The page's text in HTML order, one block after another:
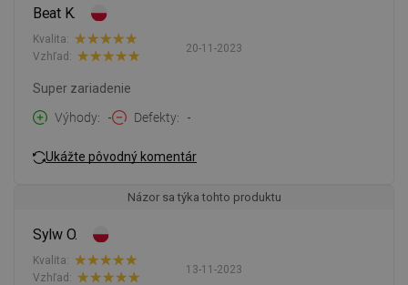
Beat K.
20-11-2023
Kvalita:
Vzhľad:
Super zariadenie
Výhody
- Defekty -
Ukážte pôvodný komentár
Názor sa týka tohto produktu
Sylw O.
13-11-2023
Kvalita:
Vzhľad: